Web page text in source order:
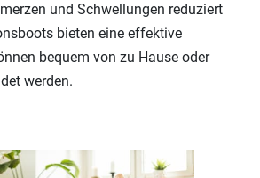
und Schwellungen reduziert
bieten eine effektive
bequem von zu Hause oder
werden.